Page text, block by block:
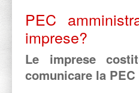
PEC
imprese?
Le imprese
comunicare la